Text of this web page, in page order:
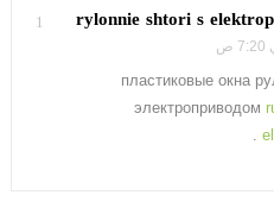
1 rylonnie shtori s
пластиковые окна
электроприводом
.